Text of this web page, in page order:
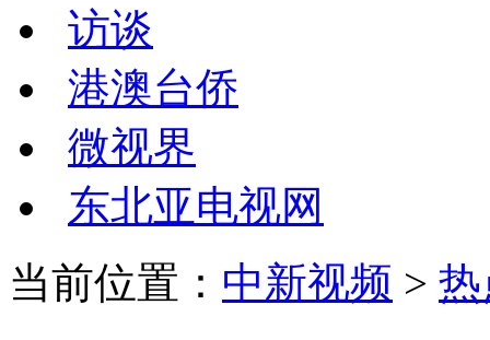
访谈
港澳台侨
微视界
东北亚电视网
当前位置： 中新视频 >